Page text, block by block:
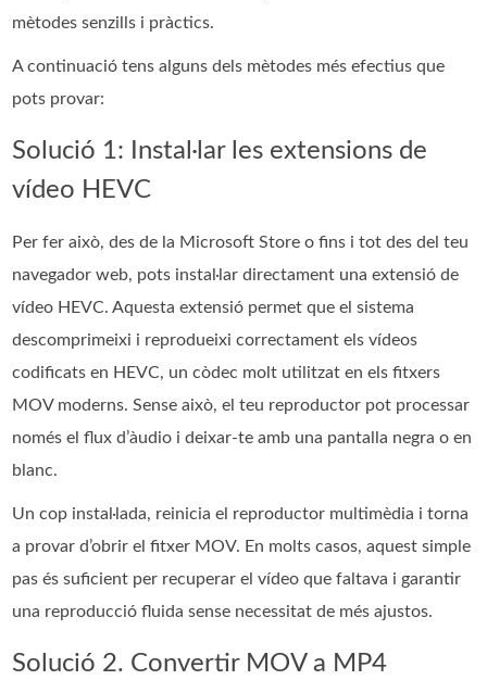
mètodes senzills i pràctics.
A continuació tens alguns dels mètodes més efectius que
pots provar:
Solució 1: Instal·lar les extensions de
vídeo HEVC
Per fer això, des de la Microsoft Store o fins i tot des del teu
navegador web, pots instal·lar directament una extensió de
vídeo HEVC. Aquesta extensió permet que el sistema
descomprimeixi i reprodueixi correctament els vídeos
codificats en HEVC, un còdec molt utilitzat en els fitxers
MOV moderns. Sense això, el teu reproductor pot processar
només el flux d’àudio i deixar-te amb una pantalla negra o en
blanc.
Un cop instal·lada, reinicia el reproductor multimèdia i torna
a provar d’obrir el fitxer MOV. En molts casos, aquest simple
pas és suficient per recuperar el vídeo que faltava i garantir
una reproducció fluida sense necessitat de més ajustos.
Solució 2. Convertir MOV a MP4